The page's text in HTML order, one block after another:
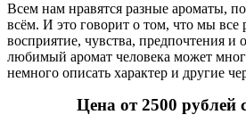
Всем нам нравятся разные ароматы,
всём. И это говорит о том, что мы все
восприятие, чувства, предпочтения
любимый аромат человека может
немного описать характер и другие
Цена от 2500 рублей